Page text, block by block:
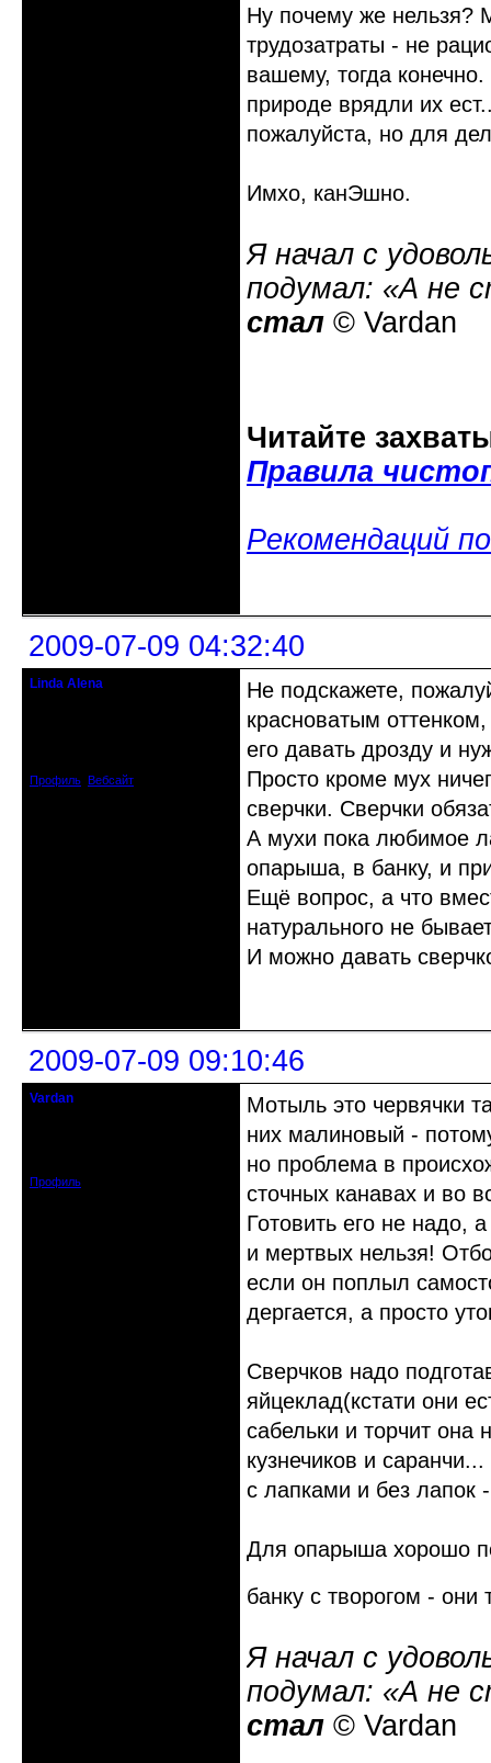
Ну почему же нельзя?
трудозатраты - не
вашему, тогда
природе врядли их
пожалуйста, но для
Имхо, канЭшно.
Я начал с
подумал: «А не
стал © Vardan
Читайте
Правила
Рекомендаций
2009-07-09 04:32:40
Linda Alena
Профиль Вебсайт
Не подскажете,
красноватым
его давать дрозду и
Просто кроме мух
сверчки. Сверчки
А мухи пока любимое
опарыша, в банку, и
Ещё вопрос, а что
натурального не
И можно давать
2009-07-09 09:10:46
Vardan
Профиль
Мотыль это червячки
них малиновый -
но проблема в
сточных канавах и во
Готовить его не надо,
и мертвых нельзя!
если он поплыл
дергается, а просто
Сверчков надо
яйцеклад(кстати они
сабельки и торчит она
кузнечиков и
с лапками и без лапок
Для опарыша хорошо
банку с творогом -
Я начал с
подумал: «А не
стал © Vardan